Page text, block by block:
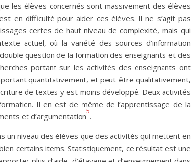
les élèves concernés sont massivement des élèves
en difficulté pour aider ces élèves. Il ne s’agit pas
certes de haut niveau de complexité, mais qui
actuel, où la variété des sources d’information
question de la formation des enseignants et des
portant sur les activités des enseignants ont
quantitativement, et peut-être qualitativement,
de textes y est moins développé. Deux activités
Il en est de même de l’apprentissage de la
et d’argumentation
5
.
un niveau des élèves que des activités qui mettent en
certains items. Statistiquement, ce résultat est une